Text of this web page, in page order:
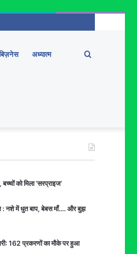
अध्यात्म Search
को मिला ‘सरप्राइज’
: नशे में धुत बाप, बेबस माँ…. और बुझ
162 प्रकरणों का मौके पर हुआ